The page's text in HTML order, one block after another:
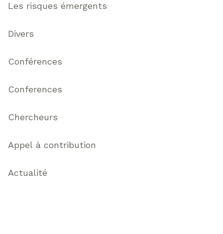
Les risques émergents
Divers
Conférences
Conferences
Chercheurs
Appel à contribution
Actualité